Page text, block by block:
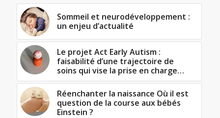
Sommeil et neurodéveloppement :
un enjeu d’actualité
Le projet Act Early Autism :
faisabilité d’une trajectoire de
soins qui vise la prise en charge…
Réenchanter la naissance Où il est
question de la course aux bébés
Einstein ?